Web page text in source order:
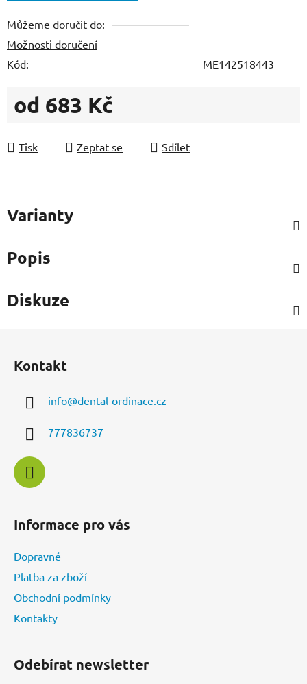
Můžeme doručit do:
Možnosti doručení
Kód:
ME142518443
od 683 Kč
Tisk
Zeptat se Sdílet
Varianty
Popis
Diskuze
Kontakt
info@dental-ordinace.cz
777836737
Informace pro vás
Dopravné
Platba za zboží
Obchodní podmínky
Kontakty
Odebírat newsletter